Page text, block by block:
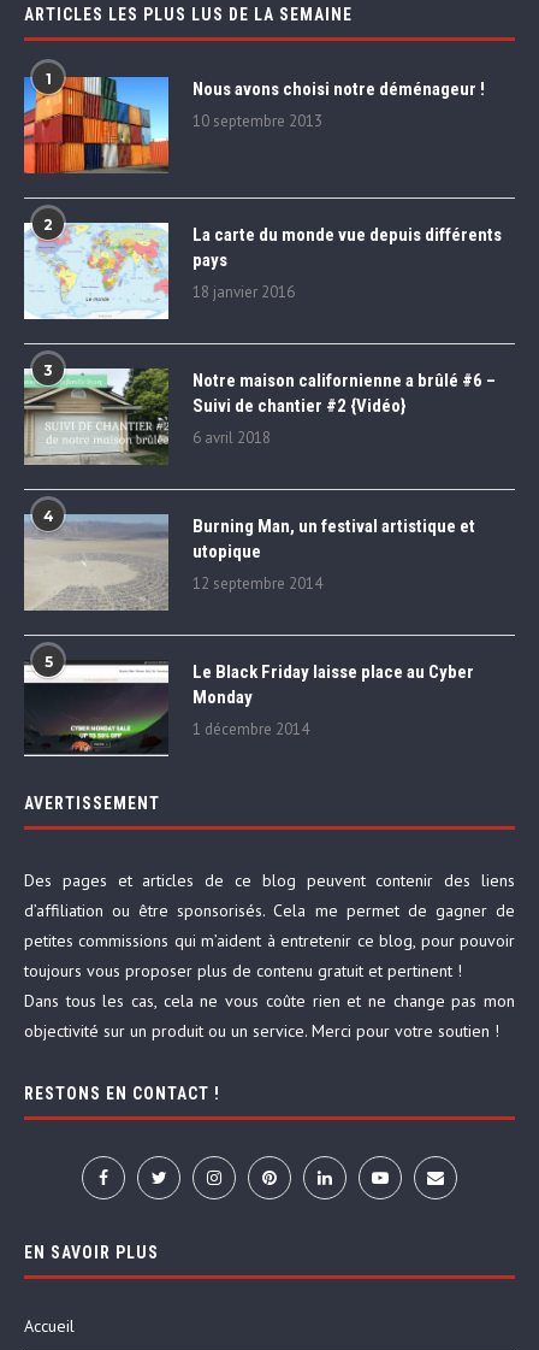
ARTICLES LES PLUS LUS DE LA SEMAINE
1 Nous avons choisi notre déménageur !
10 septembre 2013
2
La carte du monde vue depuis différents
pays
18 janvier 2016
3
Notre maison californienne a brûlé #6 –
Suivi de chantier #2 {Vidéo}
6 avril 2018
4
Burning Man, un festival artistique et
utopique
12 septembre 2014
5
Le Black Friday laisse place au Cyber
Monday
1 décembre 2014
AVERTISSEMENT
Des pages et articles de ce blog peuvent contenir des liens
d’affiliation ou être sponsorisés. Cela me permet de gagner de
petites commissions qui m’aident à entretenir ce blog, pour pouvoir
toujours vous proposer plus de contenu gratuit et pertinent !
Dans tous les cas, cela ne vous coûte rien et ne change pas mon
objectivité sur un produit ou un service. Merci pour votre soutien !
RESTONS EN CONTACT !
EN SAVOIR PLUS
Accueil